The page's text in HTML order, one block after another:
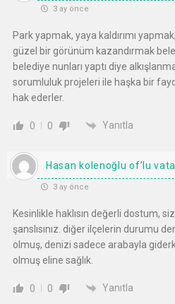
3 ay önce
Park yapmak, yaya kaldırımı
güzel bir görünüm kazandırmak
belediye nunları yaptı diye
sorumluluk projeleri ile haşka bir
hak ederler.
0 0 Yanıtla
Hasan kolenoğlu of’lu
3 ay önce
Kesinlikle haklısın değerli dostum,
şanslısınız. diğer ilçelerin durumu
olmuş, denizi sadece arabayla
olmuş eline sağlık.
0 0 Yanıtla